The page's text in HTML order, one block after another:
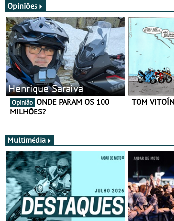
Opiniões
Henrique Saraiva
Opinião
MILHÕES?
TOM
Multimédia